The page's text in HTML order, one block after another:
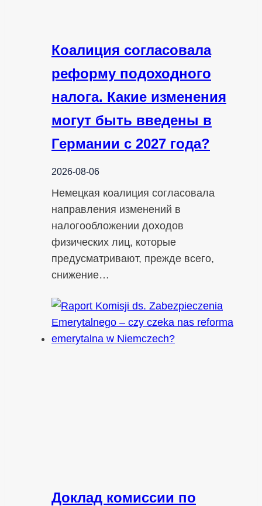
Коалиция согласовала
реформу подоходного
налога. Какие изменения
могут быть введены в
Германии с 2027 года?
2026-08-06
Немецкая коалиция согласовала
направления изменений в
налогообложении доходов
физических лиц, которые
предусматривают, прежде всего,
снижение…
Доклад комиссии по